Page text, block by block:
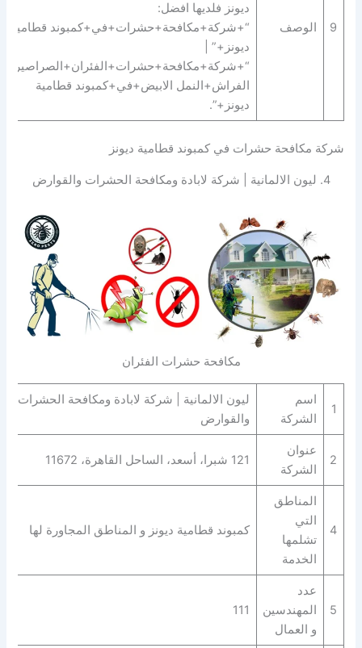
9 الوصف
ديونز فلديها افضل:
“+شركة+مكافحة+حشرات+في+كمبوند قطامية
ديونز+” |
الفراش+النمل الابيض+في+كمبوند قطامية
ديونز+”.
شركة مكافحة حشرات في كمبوند قطامية ديونز
4. ليون الالمانية | شركة لابادة ومكافحة الحشرات والقوارض
مكافحة حشرات الفئران
1
اسم
الشركة
ليون الالمانية | شركة لابادة ومكافحة الحشرات
والقوارض
2
عنوان
الشركة
121 شبرا، أسعد، الساحل القاهرة، 11672
4
المناطق
التي
تشلمها
الخدمة
كمبوند قطامية ديونز و المناطق المجاورة لها
5
عدد
المهندسين
و العمال
111